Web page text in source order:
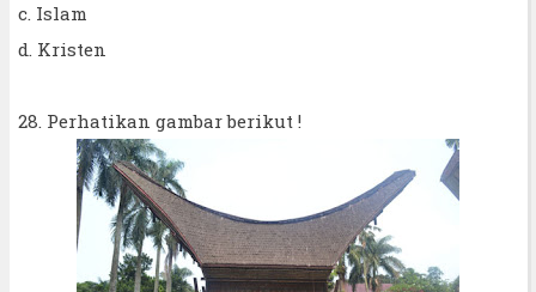
c. Islam
d. Kristen
28. Perhatikan gambar berikut !